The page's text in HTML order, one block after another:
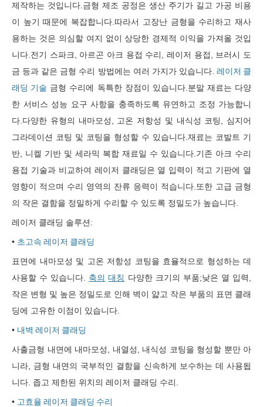
제작하는 것입니다.금형 제조 공정은 생산 주기가 길고 가공 비용
이 높기 때문에 복잡합니다.따라서 고장난 금형을 수리하고 재사
용하는 것은 의심할 여지 없이 상당한 경제적 이익을 가져올 것입
니다.전기 스파크, 아르곤 아크 용접 수리, 레이저 용접, 브러시 도
금 등과 같은 금형 수리 방법에는 여러 가지가 있습니다. 레이저 클
래딩 기술 금형 수리에 독특한 장점이 있습니다.분말 재료는 다양
한 서비스 성능 요구 사항을 충족하도록 유연하고 조정 가능합니
다.다양한 유형의 내마모성, 고온 저항성 및 내식성 코팅, 심지어
그라데이션 코팅 및 코팅을 형성할 수 있습니다.재료는 코발트 기
반, 니켈 기반 및 세라믹 복합 재료일 수 있습니다.기존 아크 수리
용접 기술과 비교하여 레이저 클래딩은 열 입력이 적고 기판에 열
영향이 적으며 수리 영역의 잔류 응력이 적습니다.또한 고급 금형
의 작은 결함을 정밀하게 수리할 수 있도록 정밀도가 높습니다.
레이저 클래딩 솔루션:
• 초고속 레이저 클래딩
표면에 내마모성 및 고온 저항성 코팅을 효율적으로 형성하는 데
사용할 수 있습니다. 축의 대칭 다양한 크기의 부품;낮은 열 입력,
작은 변형 및 높은 정밀도로 인해 벽이 얇고 작은 부품의 표면 클래
딩에 고유한 이점이 있습니다.
• 내벽 레이저 클래딩
사출금형 내면에 내마모성, 내열성, 내식성 코팅을 형성할 뿐만 아
니라, 금형 내면의 국부적인 결함을 신속하게 보수하는 데 사용됩
니다. 좁고 제한된 위치의 레이저 클래딩 수리.
• 고효율 레이저 클래딩 수리